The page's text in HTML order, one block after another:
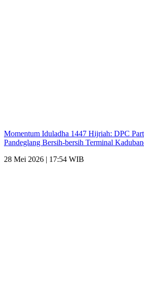
Momentum Iduladha 1447 Hijriah: DPC
Pandeglang Bersih-bersih Terminal
28 Mei 2026 | 17:54 WIB